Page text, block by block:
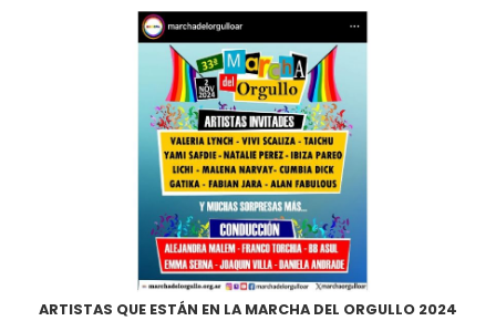
ARTISTAS QUE ESTÁN EN LA MARCHA DEL ORGULLO 2024